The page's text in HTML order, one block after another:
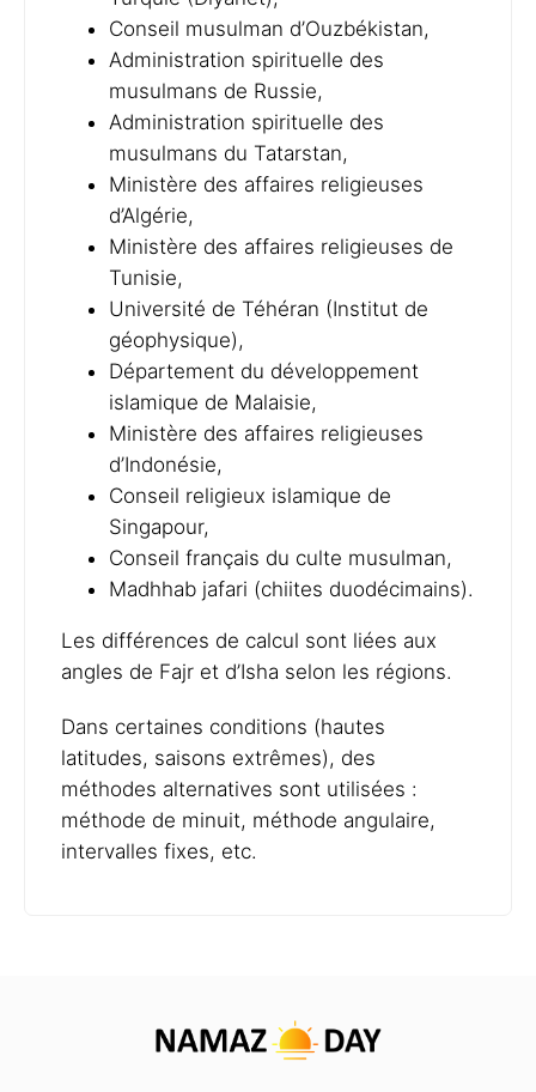
Conseil musulman d’Ouzbékistan,
Administration spirituelle des
musulmans de Russie,
Administration spirituelle des
musulmans du Tatarstan,
Ministère des affaires religieuses
d’Algérie,
Ministère des affaires religieuses de
Tunisie,
Université de Téhéran (Institut de
géophysique),
Département du développement
islamique de Malaisie,
Ministère des affaires religieuses
d’Indonésie,
Conseil religieux islamique de
Singapour,
Conseil français du culte musulman,
Madhhab jafari (chiites duodécimains).
Les différences de calcul sont liées aux
angles de Fajr et d’Isha selon les régions.
Dans certaines conditions (hautes
latitudes, saisons extrêmes), des
méthodes alternatives sont utilisées :
méthode de minuit, méthode angulaire,
intervalles fixes, etc.